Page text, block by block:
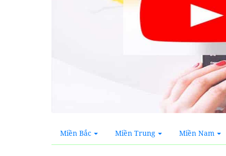
Miền Bắc Miền Trung Miền Nam